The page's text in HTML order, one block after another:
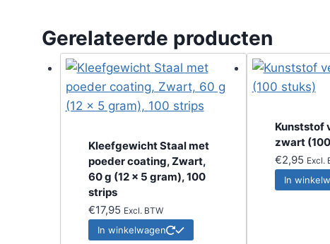
Gerelateerde producten
Kleefgewicht Staal met
poeder coating, Zwart,
60 g (12 x 5 gram), 100
strips
€17,95 Excl. BTW
In winkelwagen
Kunststof
zwart
€2,95 Excl.
In